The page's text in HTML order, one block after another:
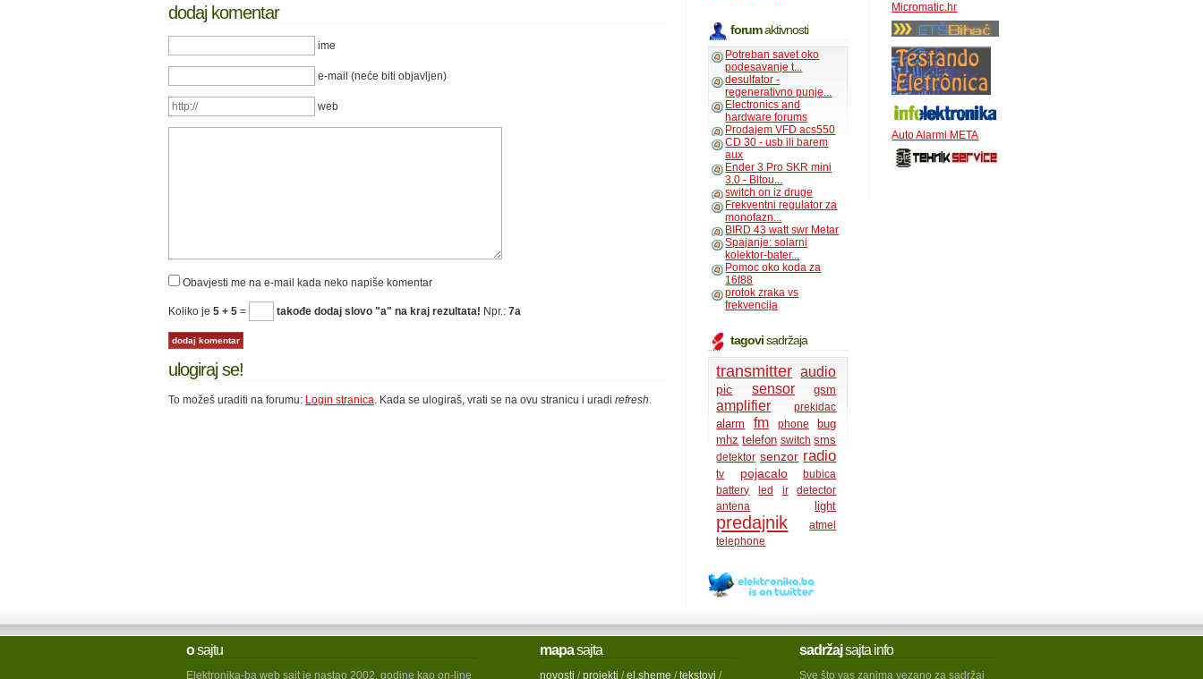
dodaj komentar
ime
e-mail (neće biti objavljen)
web
Obavjesti me na e-mail kada neko napiše komentar
Koliko je 5 + 5 = takođe dodaj slovo "a" na kraj rezultata! Npr.: 7a
ulogiraj se!
To možeš uraditi na forumu: Login stranica. Kada se ulogiraš, vrati se na ovu stranicu i uradi refresh.
forumaktivnosti
Potreban savet oko
podesavanje t...
desulfator -
regenerativno punje...
Electronics and
hardware forums
Prodajem VFD acs550
CD 30 - usb ili barem
aux
Ender 3 Pro SKR mini
3.0 - Bltou...
switch on iz druge
Frekventni regulator za
monofazn...
BIRD 43 watt swr Metar
Spajanje: solarni
kolektor-bater...
Pomoc oko koda za
16f88
protok zraka vs
frekvencija
tagovisadržaja
transmitter audio
pic sensor gsm
amplifier prekidac
alarm fm phone
bug
mhz telefon switch sms
detektor senzor radio
tv pojacalo
bubica
battery
led ir
detector
antena
light
predajnik
atmel
telephone
Micromatic.hr
Auto Alarmi META
osajtu
Elektronika-ba web sajt je nastao 2002. godine kao on-line
mapasajta
novosti /projekti /el.sheme /tekstovi /
sadržajsajta info
Sve što vas zanima vezano za sadržaj